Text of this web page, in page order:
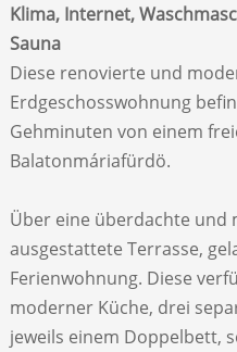
Klima, Internet,
Sauna
Diese renovierte und
Erdgeschosswohnung
Gehminuten von einem
Balatonmáriafürdö.
Über eine überdachte und
ausgestattete Terrasse,
Ferienwohnung. Diese
moderner Küche, drei
jeweils einem Doppelbett,